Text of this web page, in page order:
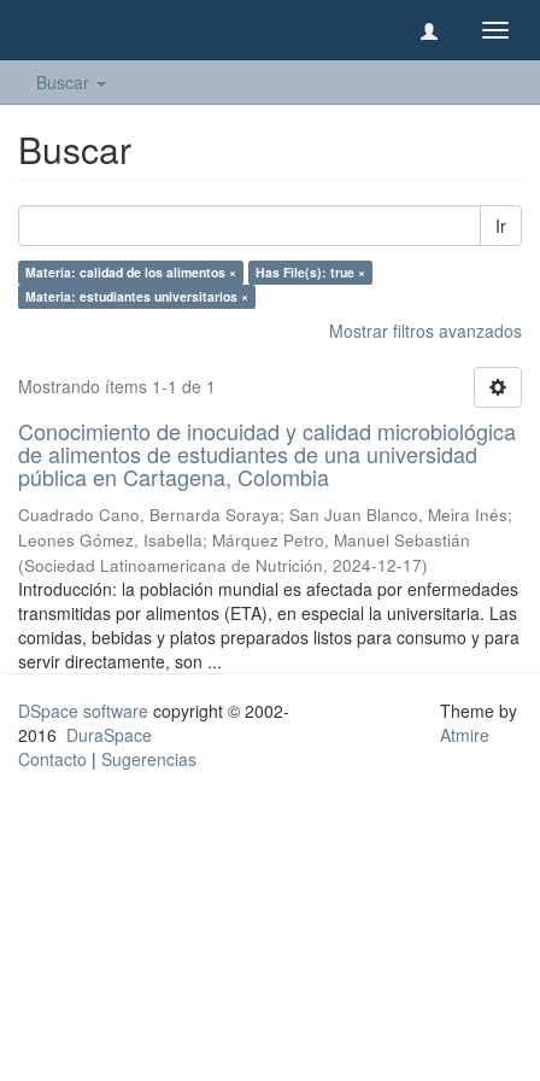
Buscar
Buscar
Ir
Materia: calidad de los alimentos ×
Has File(s): true ×
Materia: estudiantes universitarios ×
Mostrar filtros avanzados
Mostrando ítems 1-1 de 1
Conocimiento de inocuidad y calidad microbiológica
de alimentos de estudiantes de una universidad
pública en Cartagena, Colombia
Cuadrado Cano, Bernarda Soraya; San Juan Blanco, Meira Inés;
Leones Gómez, Isabella; Márquez Petro, Manuel Sebastián
(Sociedad Latinoamericana de Nutrición, 2024-12-17)
Introducción: la población mundial es afectada por enfermedades
transmitidas por alimentos (ETA), en especial la universitaria. Las
comidas, bebidas y platos preparados listos para consumo y para
servir directamente, son ...
DSpace software copyright © 2002-
2016 DuraSpace
Contacto | Sugerencias
Theme by
Atmire